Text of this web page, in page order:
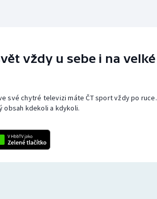
vždy u sebe i na velké
své chytré televizi máte ČT sport vždy po ruce.
obsah kdekoli a kdykoli.